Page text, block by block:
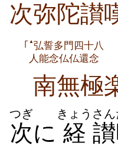
次弥陀讃
｢ ▲弘誓多門四十八
人能念仏仏還念
南無極
次
つぎ
に 経
きょう さ